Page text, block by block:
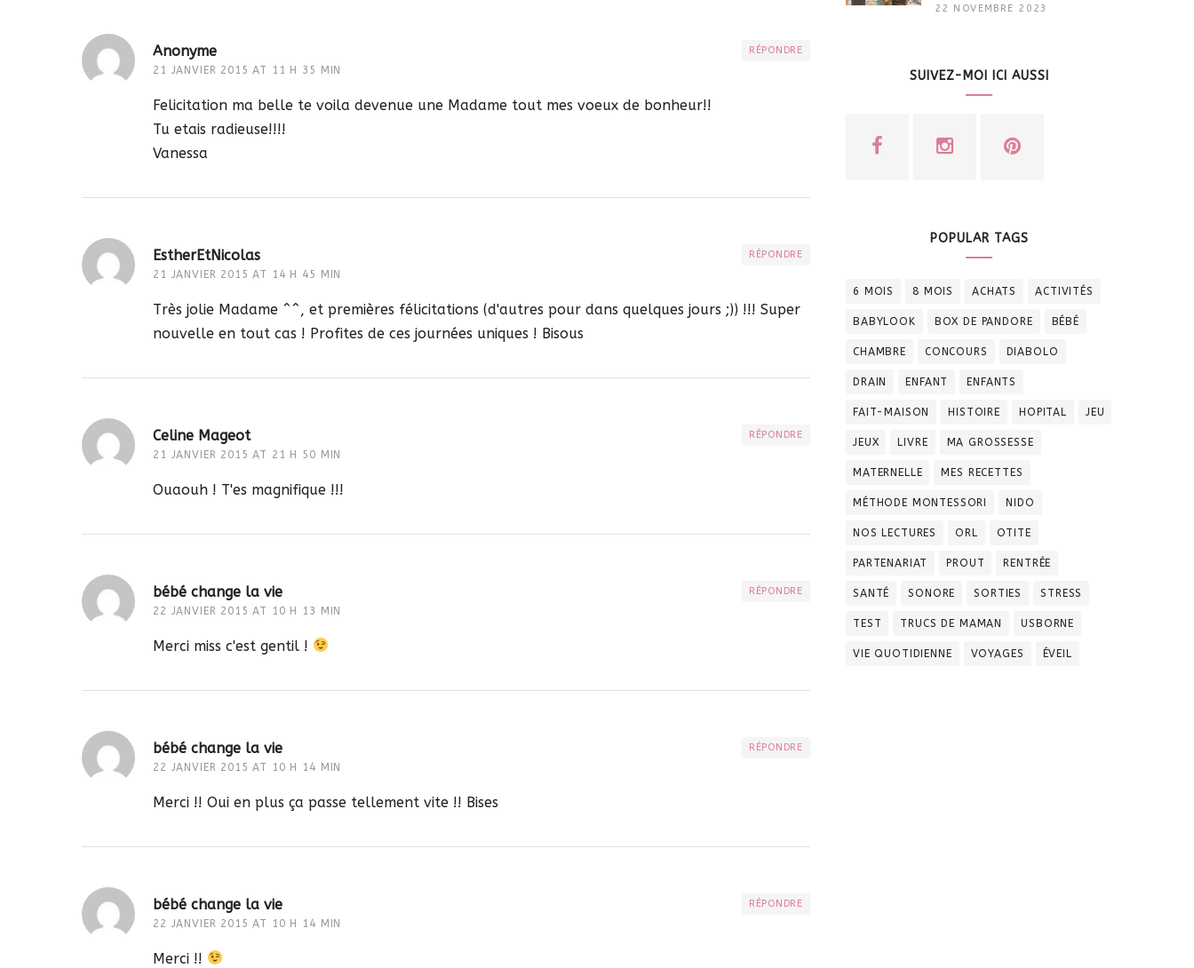
Anonyme
21 JANVIER 2015 AT 11 H 35 MIN
RÉPONDRE
Felicitation ma belle te voila devenue une Madame tout mes voeux de bonheur!!
Tu etais radieuse!!!!
Vanessa
EstherEtNicolas
21 JANVIER 2015 AT 14 H 45 MIN
RÉPONDRE
Très jolie Madame ^^, et premières félicitations (d'autres pour dans quelques jours ;)) !!! Super
nouvelle en tout cas ! Profites de ces journées uniques ! Bisous
Celine Mageot
21 JANVIER 2015 AT 21 H 50 MIN
RÉPONDRE
Ouaouh ! T'es magnifique !!!
bébé change la vie
22 JANVIER 2015 AT 10 H 13 MIN
RÉPONDRE
Merci miss c'est gentil !
bébé change la vie
22 JANVIER 2015 AT 10 H 14 MIN
RÉPONDRE
Merci !! Oui en plus ça passe tellement vite !! Bises
bébé change la vie
22 JANVIER 2015 AT 10 H 14 MIN
RÉPONDRE
Merci !!
22 NOVEMBRE 2023
SUIVEZ-MOI ICI AUSSI
POPULAR TAGS
6 MOIS 8 MOIS ACHATS ACTIVITÉS
BABYLOOK BOX DE PANDORE BÉBÉ
CHAMBRE CONCOURS DIABOLO
DRAIN ENFANT ENFANTS
FAIT-MAISON HISTOIRE HOPITAL JEU
JEUX LIVRE MA GROSSESSE
MATERNELLE MES RECETTES
MÉTHODE MONTESSORI NIDO
NOS LECTURES ORL OTITE
PARTENARIAT PROUT RENTRÉE
SANTÉ SONORE SORTIES STRESS
TEST TRUCS DE MAMAN USBORNE
VIE QUOTIDIENNE VOYAGES ÉVEIL